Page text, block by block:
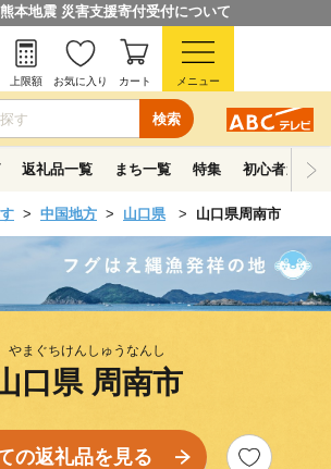
本地震 災害支援寄付受付について
検索
上限額 お気に入り カート メニュー
返礼品一覧 まち一覧 特集 初心者ガイド
中国地方 山口県 山口県周南市
やまぐちけんしゅうなんし
口県 周南市
の返礼品を見る